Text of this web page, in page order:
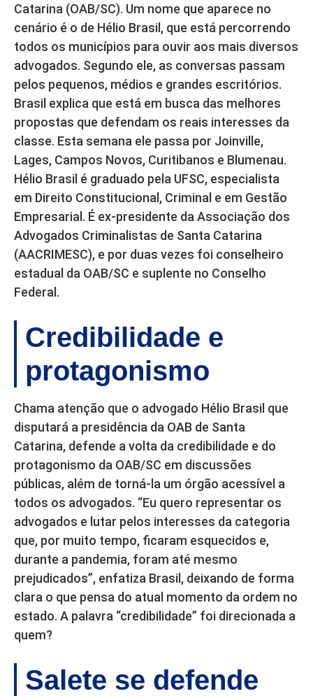
Catarina (OAB/SC). Um nome que aparece no
cenário é o de Hélio Brasil, que está percorrendo
todos os municípios para ouvir aos mais diversos
advogados. Segundo ele, as conversas passam
pelos pequenos, médios e grandes escritórios.
Brasil explica que está em busca das melhores
propostas que defendam os reais interesses da
classe. Esta semana ele passa por Joinville,
Lages, Campos Novos, Curitibanos e Blumenau.
Hélio Brasil é graduado pela UFSC, especialista
em Direito Constitucional, Criminal e em Gestão
Empresarial. É ex-presidente da Associação dos
Advogados Criminalistas de Santa Catarina
(AACRIMESC), e por duas vezes foi conselheiro
estadual da OAB/SC e suplente no Conselho
Federal.
Credibilidade e
protagonismo
Chama atenção que o advogado Hélio Brasil que
disputará a presidência da OAB de Santa
Catarina, defende a volta da credibilidade e do
protagonismo da OAB/SC em discussões
públicas, além de torná-la um órgão acessível a
todos os advogados. “Eu quero representar os
advogados e lutar pelos interesses da categoria
que, por muito tempo, ficaram esquecidos e,
durante a pandemia, foram até mesmo
prejudicados”, enfatiza Brasil, deixando de forma
clara o que pensa do atual momento da ordem no
estado. A palavra “credibilidade” foi direcionada a
quem?
Salete se defende